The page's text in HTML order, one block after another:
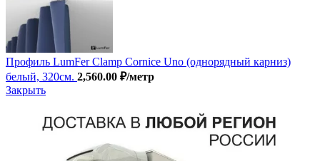
Профиль LumFer Clamp Cornice Uno (однорядный карниз)
белый, 320см. 2,560.00 ₽/метр
Закрыть